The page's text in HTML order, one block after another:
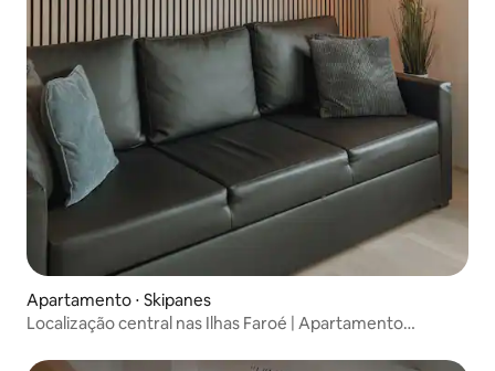
Apartamento ⋅ Skipanes
Localização central nas Ilhas Faroé | Apartamento